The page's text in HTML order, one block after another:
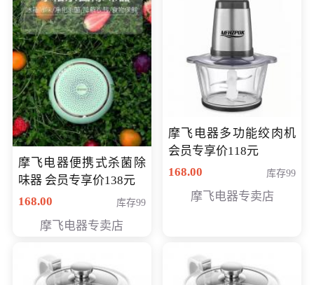
摩飞电器便携式杀菌除
味器 会员专享价138元
168.00
库存99
摩飞电器专卖店
摩飞电器多功能绞肉机
会员专享价118元
168.00
库存99
摩飞电器专卖店